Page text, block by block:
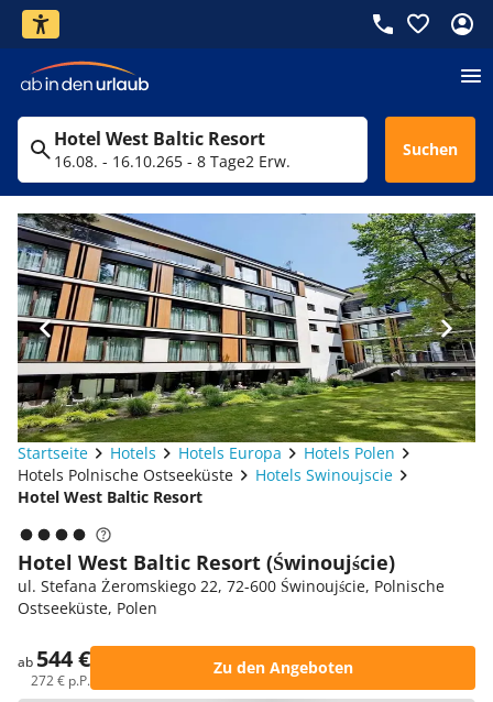
Hotel West Baltic Resort
16.08. - 16.10.265 - 8 Tage2 Erw.
Suchen
Startseite Hotels Hotels Europa
Hotels Polen
Hotels Polnische Ostseeküste
Hotels Swinoujscie
Hotel West Baltic Resort
Hotel West Baltic Resort (Świnoujście)
ul. Stefana Żeromskiego 22, 72-600 Świnoujście, Polnische
Ostseeküste, Polen
ab 544 €
272 € p.P.
Zu den Angeboten